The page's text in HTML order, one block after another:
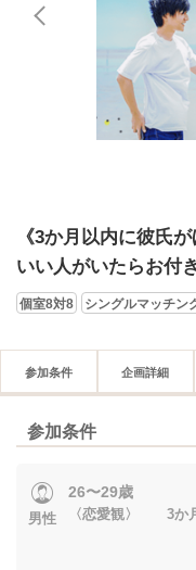
《3か月以内に彼氏が
いい人がいたらお付
個室8対8 シングルマッチン
参加条件 企画詳細
参加条件
男性
26〜29歳
〈恋愛観〉 3か